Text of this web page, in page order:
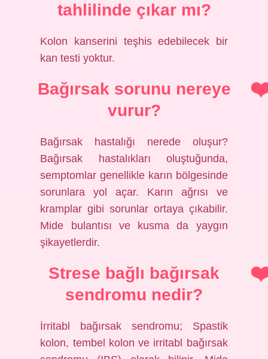
tahlilinde çıkar mı?
Kolon kanserini teşhis edebilecek bir
kan testi yoktur.
Bağırsak sorunu nereye
vurur?
Bağırsak hastalığı nerede oluşur?
Bağırsak hastalıkları oluştuğunda,
semptomlar genellikle karın bölgesinde
sorunlara yol açar. Karın ağrısı ve
kramplar gibi sorunlar ortaya çıkabilir.
Mide bulantısı ve kusma da yaygın
şikayetlerdir.
Strese bağlı bağırsak
sendromu nedir?
İrritabl bağırsak sendromu; Spastik
kolon, tembel kolon ve irritabl bağırsak